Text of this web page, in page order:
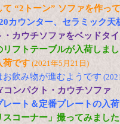
て “2トーン” ソファを作っ
カウンター、セラミック天
・カウチソファをベッドタ
リフトテーブルが入荷しま
荷です (2021年5月21日)
お飲み物が進むようです
コンパクト・カウチソファ
ート＆定番プレートの入
スコーナー」撮ってみました